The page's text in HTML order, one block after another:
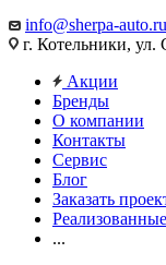
info@sherpa-auto.ru
г. Котельники,
Акции
Бренды
О компании
Контакты
Сервис
Блог
Заказать
...